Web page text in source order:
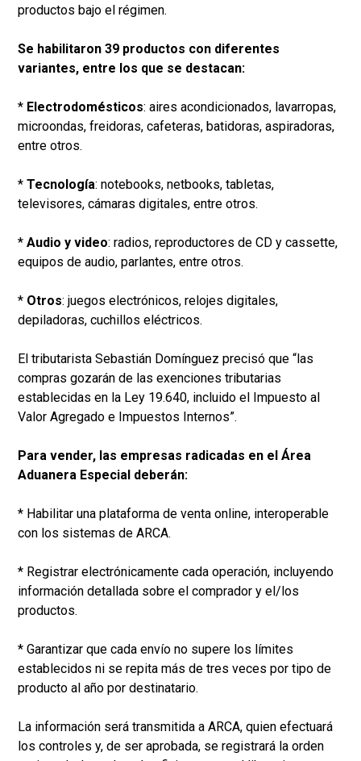
productos bajo el régimen.
Se habilitaron 39 productos con diferentes
variantes, entre los que se destacan:
* Electrodomésticos: aires acondicionados, lavarropas,
microondas, freidoras, cafeteras, batidoras, aspiradoras,
entre otros.
* Tecnología: notebooks, netbooks, tabletas,
televisores, cámaras digitales, entre otros.
* Audio y video: radios, reproductores de CD y cassette,
equipos de audio, parlantes, entre otros.
* Otros: juegos electrónicos, relojes digitales,
depiladoras, cuchillos eléctricos.
El tributarista Sebastián Domínguez precisó que “las
compras gozarán de las exenciones tributarias
establecidas en la Ley 19.640, incluido el Impuesto al
Valor Agregado e Impuestos Internos”.
Para vender, las empresas radicadas en el Área
Aduanera Especial deberán:
* Habilitar una plataforma de venta online, interoperable
con los sistemas de ARCA.
* Registrar electrónicamente cada operación, incluyendo
información detallada sobre el comprador y el/los
productos.
* Garantizar que cada envío no supere los límites
establecidos ni se repita más de tres veces por tipo de
producto al año por destinatario.
La información será transmitida a ARCA, quien efectuará
los controles y, de ser aprobada, se registrará la orden